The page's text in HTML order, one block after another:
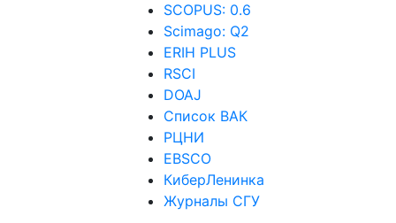
SCOPUS: 0.6
Scimago: Q2
ERIH PLUS
RSCI
DOAJ
Список ВАК
РЦНИ
EBSCO
КиберЛенинка
Журналы СГУ